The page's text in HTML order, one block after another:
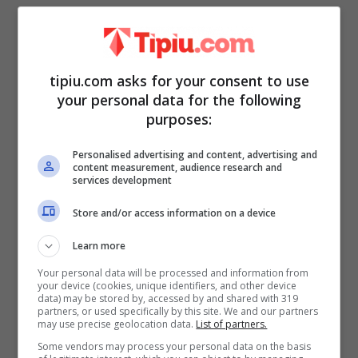
La Codegoni avrebbe accettato l’offerta con
entusiasmo. L’ex tronista sarà dunque
impegnata nel ruolo di Bonas di
altroe anche nella co-conduzione di
Chi.In merito alla sua presenza nel
programma preserale diPaolo Bonolis
Sophie ha recentemente rivelato di aver
fatto il provino come tante altre ragazze:
Ho fatto il provino con l’intenzione di chi
tipiu.com asks for your consent to use
your personal data for the following
purposes:
Personalised advertising and content, advertising and
content measurement, audience research and
services development
Store and/or access information on a device
Learn more
Your personal data will be processed and information from
your device (cookies, unique identifiers, and other device
data) may be stored by, accessed by and shared with 319
partners, or used specifically by this site. We and our partners
may use precise geolocation data. List of partners.
Some vendors may process your personal data on the basis